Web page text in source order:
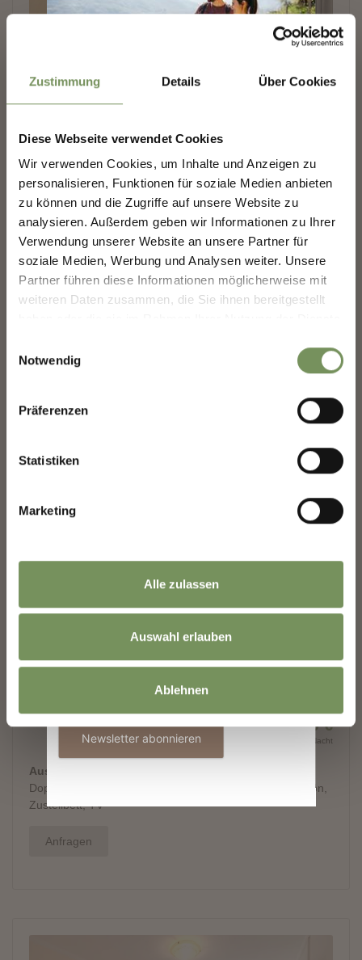
Zustimmung Details Über Cookies
Diese Webseite verwendet Cookies
Wir verwenden Cookies, um Inhalte und Anzeigen zu
personalisieren, Funktionen für soziale Medien anbieten
zu können und die Zugriffe auf unsere Website zu
analysieren. Außerdem geben wir Informationen zu Ihrer
Verwendung unserer Website an unsere Partner für
soziale Medien, Werbung und Analysen weiter. Unsere
Partner führen diese Informationen möglicherweise mit
weiteren Daten zusammen, die Sie ihnen bereitgestellt
Notwendig
Präferenzen
Statistiken
Marketing
Alle zulassen
Auswahl erlauben
Ablehnen
Entdecke das Beste von Marling!🌄
Melde dich jetzt für unseren Newsletter an und sei
der Erste, der über exklusive Angebote, besondere
Veranstaltungen und versteckte Tipps für den
nächsten Besuch in Marling informiert wird!
👉 Jetzt anmelden unddeinen Urlaub in Marling
noch schöner machen!
Vorname
E-Mail
Informationen zur Verwendung der Daten
Newsletter abonnieren